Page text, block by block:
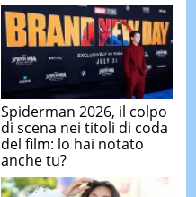
Spiderman 2026, il colpo
di scena nei titoli di coda
del film: lo hai notato
anche tu?